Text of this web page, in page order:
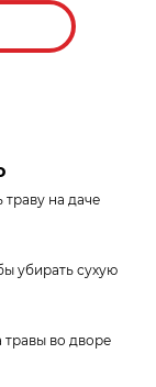
на даче
убирать сухую
травы во дворе